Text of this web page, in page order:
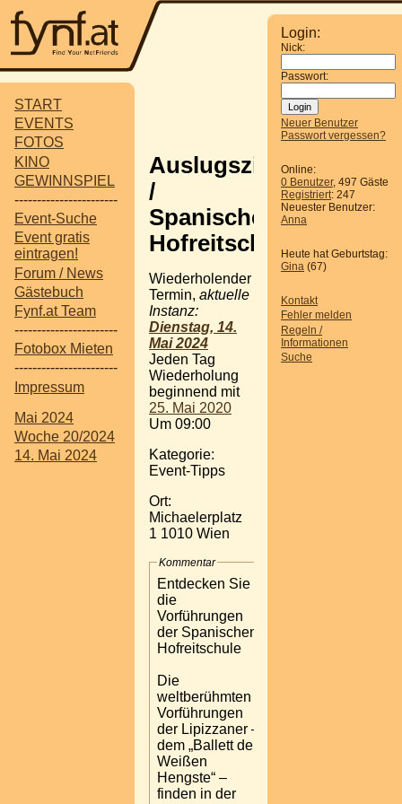
START
EVENTS
FOTOS
KINO
GEWINNSPIEL
-----------------------
Event-Suche
Event gratis
eintragen!
Forum / News
Gästebuch
Fynf.at Team
-----------------------
Fotobox Mieten
-----------------------
Impressum
Mai 2024
Woche 20/2024
14. Mai 2024
Login:
Nick:
Passwort:
Neuer Benutzer
Passwort vergessen?
Online:
0 Benutzer, 497 Gäste
Registriert: 247
Neuester Benutzer:
Anna
Heute hat Geburtstag:
Gina (67)
Kontakt
Fehler melden
Regeln /
Informationen
Suche
Auslugsziel
/
Spanischen
Hofreitschule
Wiederholender
Termin, aktuelle
Instanz:
Dienstag, 14.
Mai 2024
Jeden Tag
Wiederholung
beginnend mit
25. Mai 2020
Um 09:00
Kategorie:
Event-Tipps
Ort:
Michaelerplatz
1 1010 Wien
Kommentar
Entdecken Sie
die
Vorführungen
der Spanischen
Hofreitschule
Die
weltberühmten
Vorführungen
der Lipizzaner –
dem „Ballett der
Weißen
Hengste“ –
finden in der